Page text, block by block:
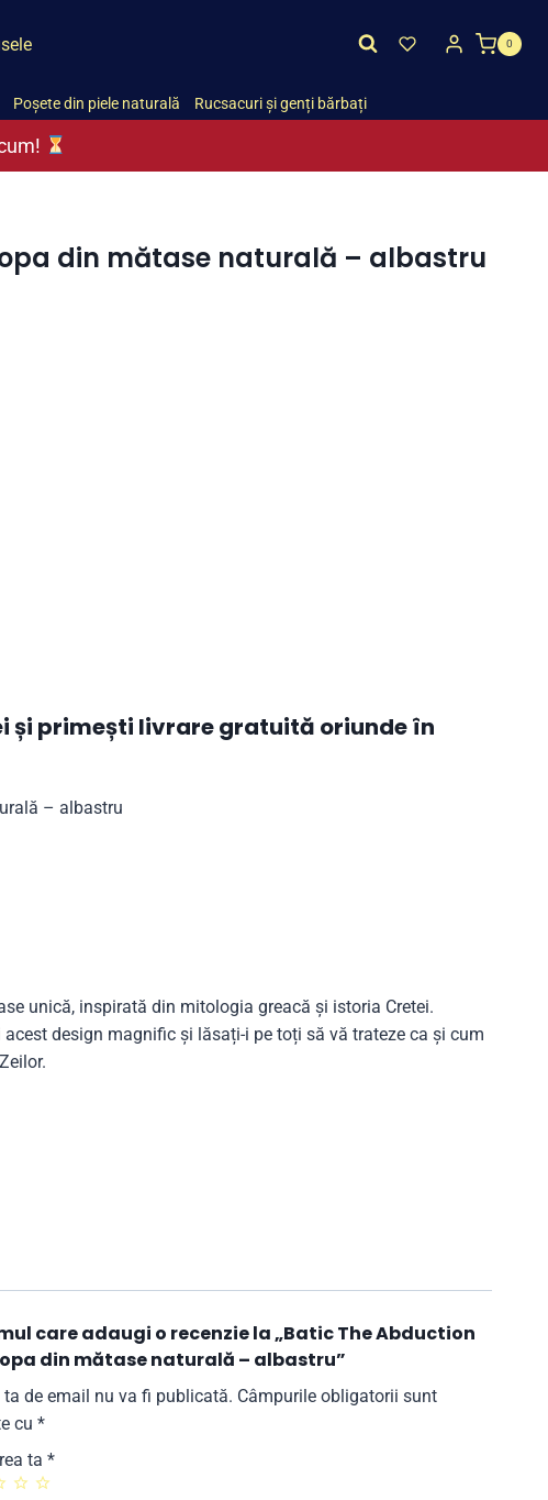
0
Poșete din piele naturală Rucsacuri și genți bărbați
din mătase naturală – albastru
și primești livrare gratuită oriunde în
– albastru
unică, inspirată din mitologia greacă și istoria Cretei.
design magnific și lăsați-i pe toți să vă trateze ca și cum
care adaugi o recenzie la „Batic The Abduction
din mătase naturală – albastru”
ta de email nu va fi publicată. Câmpurile obligatorii sunt
cu*
ta*